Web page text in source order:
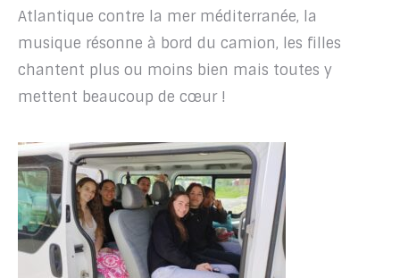
Atlantique contre la mer méditerranée, la
musique résonne à bord du camion, les filles
chantent plus ou moins bien mais toutes y
mettent beaucoup de cœur !